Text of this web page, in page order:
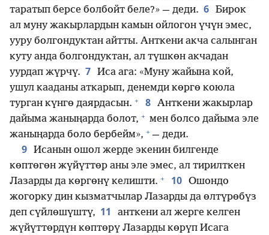
таратып берсе болбойт беле?» — деди. 6 Бирок
ал муну жакырлардын камын ойлогон үчүн эмес,
ууру болгондуктан айтты. Анткени акча салынган
куту анда болгондуктан, ал түшкөн акчадан
уурдап жүрчү. 7 Иса ага: «Муну жайына кой,
ушул кааданы аткарып, денемди көргө коюла
турган күнгө даярдасын. + 8 Анткени жакырлар
дайыма жаныңарда болот, + мен болсо дайыма эле
жаныңарда боло бербейм», + — деди.
9 Исанын ошол жерде экенин билгенде
көптөгөн жүйүттөр аны эле эмес, ал тирилткен
Лазарды да көргөнү келишти. + 10 Ошондо
жогорку дин кызматчылар Лазарды да өлтүрөбүз
деп сүйлөшүштү, 11
анткени ал жерге келген
жүйүттөрдүн көптөрү Лазарды көрүп Исага